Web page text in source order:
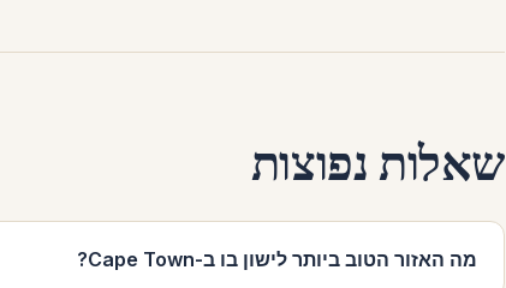
שאלות נפוצות
מה האזור הטוב ביותר לישון בו ב-Cape Town?